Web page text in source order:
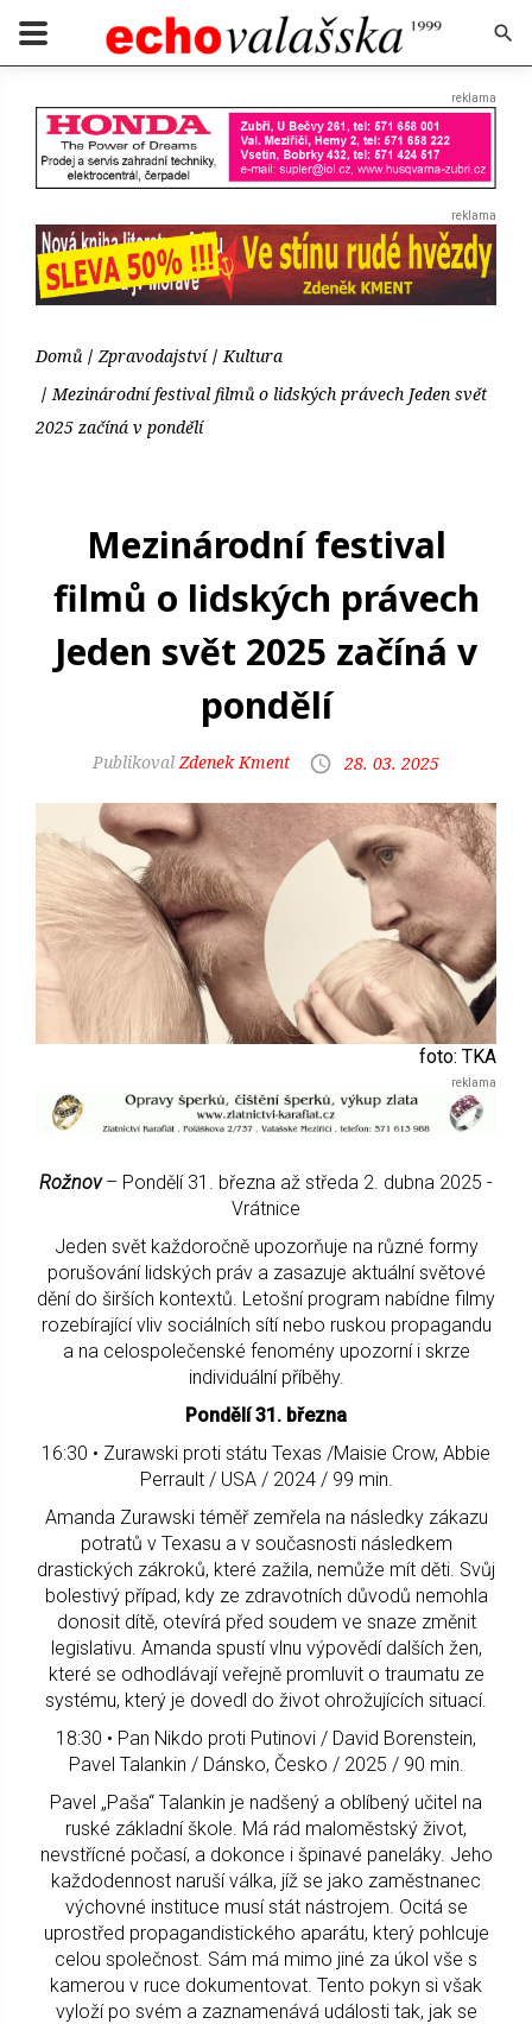
Domů Zpravodajství
Kultura
Mezinárodní festival filmů o lidských právech Jeden svět
2025 začíná v pondělí
Mezinárodní festival
filmů o lidských právech
Jeden svět 2025 začíná v
pondělí
Zdenek Kment 28. 03. 2025
foto: TKA
Rožnov – Pondělí 31. března až středa 2. dubna 2025 -
Vrátnice
Jeden svět každoročně upozorňuje na různé formy
porušování lidských práv a zasazuje aktuální světové
dění do širších kontextů. Letošní program nabídne filmy
rozebírající vliv sociálních sítí nebo ruskou propagandu
a na celospolečenské fenomény upozorní i skrze
individuální příběhy.
Pondělí 31. března
16:30 • Zurawski proti státu Texas /Maisie Crow, Abbie
Perrault / USA / 2024 / 99 min.
Amanda Zurawski téměř zemřela na následky zákazu
potratů v Texasu a v současnosti následkem
drastických zákroků, které zažila, nemůže mít děti. Svůj
bolestivý případ, kdy ze zdravotních důvodů nemohla
donosit dítě, otevírá před soudem ve snaze změnit
legislativu. Amanda spustí vlnu výpovědí dalších žen,
které se odhodlávají veřejně promluvit o traumatu ze
systému, který je dovedl do život ohrožujících situací.
18:30 • Pan Nikdo proti Putinovi / David Borenstein,
Pavel Talankin / Dánsko, Česko / 2025 / 90 min.
Pavel „Paša“ Talankin je nadšený a oblíbený učitel na
ruské základní škole. Má rád maloměstský život,
nevstřícné počasí, a dokonce i špinavé paneláky. Jeho
každodennost naruší válka, jíž se jako zaměstnanec
výchovné instituce musí stát nástrojem. Ocitá se
uprostřed propagandistického aparátu, který pohlcuje
celou společnost. Sám má mimo jiné za úkol vše s
kamerou v ruce dokumentovat. Tento pokyn si však
vyloží po svém a zaznamenává události tak, jak se